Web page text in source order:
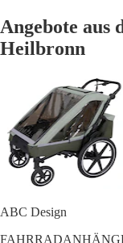
Angebote aus
Heilbronn
ABC Design